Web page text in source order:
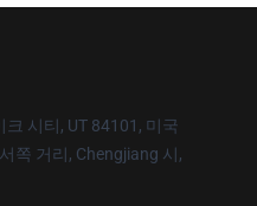
크 시티, UT 84101, 미국
쪽 거리, Chengjiang 시,